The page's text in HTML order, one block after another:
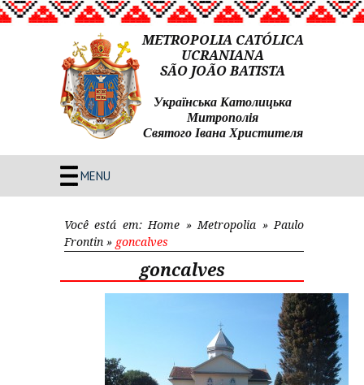
METROPOLIA CATÓLICA
UCRANIANA
SÃO JOÃO BATISTA
Українська Католицька
Митрополія
Святого Івана Христителя
MENU
Você está em: Home » Metropolia » Paulo
Frontin » goncalves
goncalves